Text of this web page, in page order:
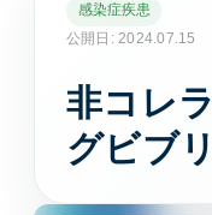
消化器内科
胃痛や腹痛、逆流
ます。
感染症疾患
公開日: 2024.07.15
非コレ
グビブ